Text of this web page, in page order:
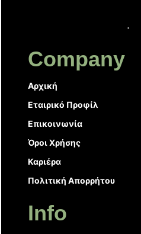
Company
Αρχική
Εταιρικό Προφίλ
Επικοινωνία
Όροι Χρήσης
Καριέρα
Πολιτική Απορρήτου
Info